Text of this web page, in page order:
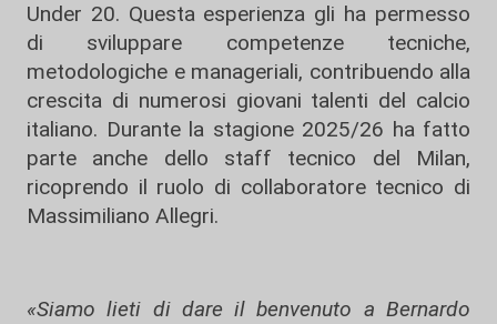
Under 20. Questa esperienza gli ha permesso
di sviluppare competenze tecniche,
metodologiche e manageriali, contribuendo alla
crescita di numerosi giovani talenti del calcio
italiano. Durante la stagione 2025/26 ha fatto
parte anche dello staff tecnico del Milan,
ricoprendo il ruolo di collaboratore tecnico di
Massimiliano Allegri.
«Siamo lieti di dare il benvenuto a Bernardo